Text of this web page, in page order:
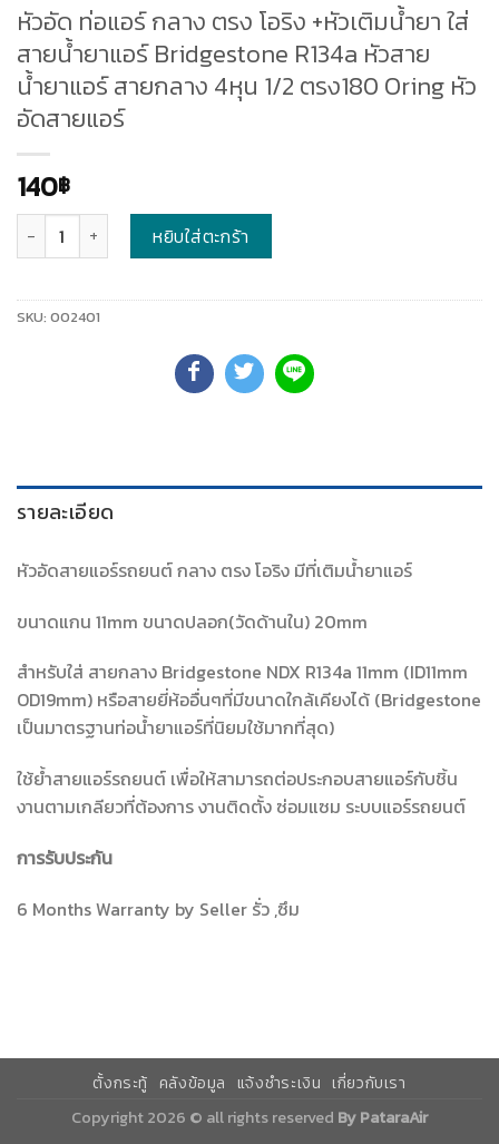
หัวอัด ท่อแอร์ กลาง ตรง โอริง +หัวเติมน้ำยา ใส่
สายน้ำยาแอร์ Bridgestone R134a หัวสาย
น้ำยาแอร์ สายกลาง 4หุน 1/2 ตรง180 Oring หัว
อัดสายแอร์
140฿
หยิบใส่ตะกร้า
SKU: 002401
รายละเอียด
หัวอัดสายแอร์รถยนต์ กลาง ตรง โอริง มีที่เติมน้ำยาแอร์
ขนาดแกน 11mm ขนาดปลอก(วัดด้านใน) 20mm
สำหรับใส่ สายกลาง Bridgestone NDX R134a 11mm (ID11mm
OD19mm) หรือสายยี่ห้ออื่นๆที่มีขนาดใกล้เคียงได้ (Bridgestone
เป็นมาตรฐานท่อน้ำยาแอร์ที่นิยมใช้มากที่สุด)
ใช้ย้ำสายแอร์รถยนต์ เพื่อให้สามารถต่อประกอบสายแอร์กับชิ้น
งานตามเกลียวที่ต้องการ งานติดตั้ง ซ่อมแซม ระบบแอร์รถยนต์
การรับประกัน
6 Months Warranty by Seller รั่ว ,ซึม
ตั้งกระทู้ คลังข้อมูล แจ้งชำระเงิน เกี่ยวกับเรา
Copyright 2026 © all rights reserved By PataraAir